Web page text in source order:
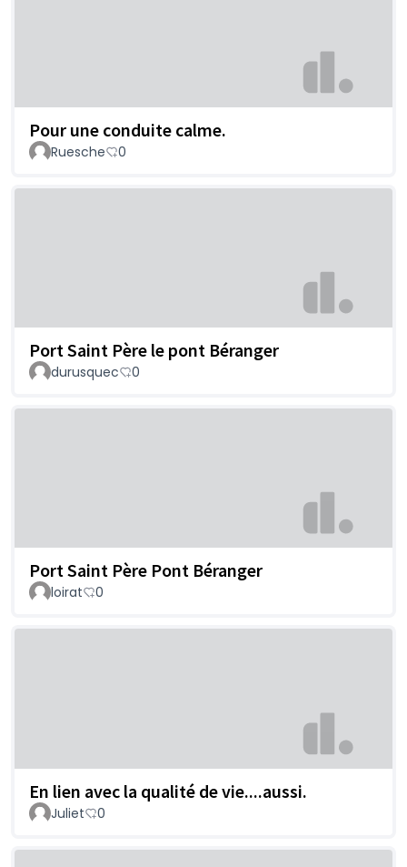
Pour une conduite calme.
Ruesche 0
Port Saint Père le pont Béranger
durusquec 0
Port Saint Père Pont Béranger
loirat 0
En lien avec la qualité de vie....aussi.
Juliet 0